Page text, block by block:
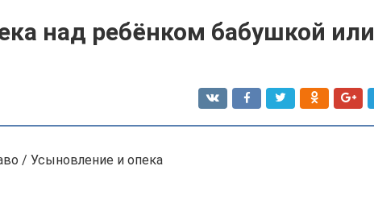
над ребёнком бабушкой или
/ Усыновление и опека